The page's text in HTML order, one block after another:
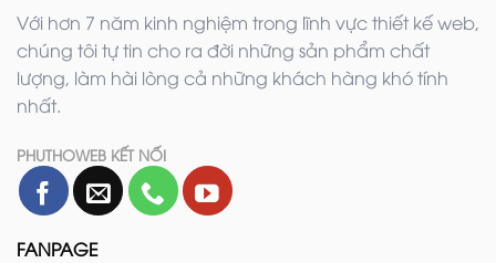
Với hơn 7 năm kinh nghiệm trong lĩnh vực thiết kế web,
chúng tôi tự tin cho ra đời những sản phẩm chất
lượng, làm hài lòng cả những khách hàng khó tính
nhất.
PHUTHOWEB KẾT NỐI
FANPAGE